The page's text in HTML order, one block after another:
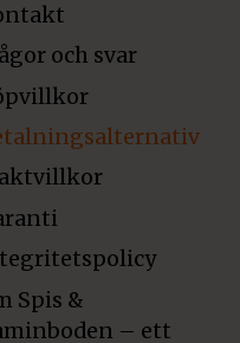
och svar
Spis &
– ett